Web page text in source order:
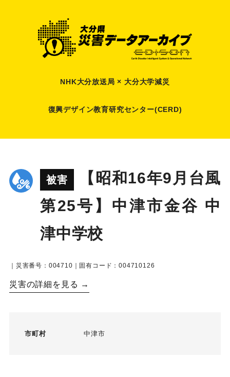
NHK大分放送局 × 大分大学減災
復興デザイン教育研究センター(CERD)
被害
【昭和16年9月台風
第25号】中津市金谷 中
津中学校
｜災害番号：004710｜固有コード：004710126
災害の詳細を見る →
市町村 中津市